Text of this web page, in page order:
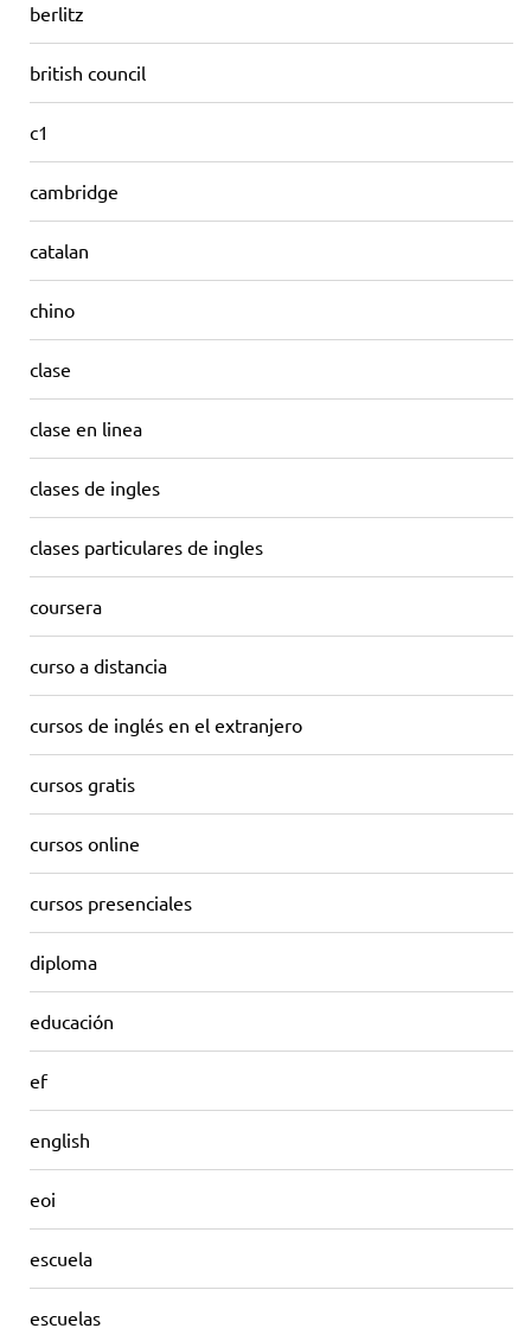
berlitz
british council
c1
cambridge
catalan
chino
clase
clase en linea
clases de ingles
clases particulares de ingles
coursera
curso a distancia
cursos de inglés en el extranjero
cursos gratis
cursos online
cursos presenciales
diploma
educación
ef
english
eoi
escuela
escuelas